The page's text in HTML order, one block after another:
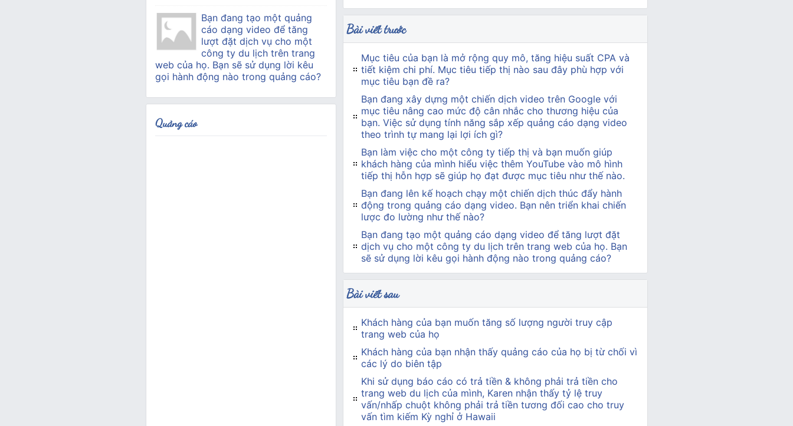
Bài viết trước
Mục tiêu của bạn là mở rộng quy mô, tăng hiệu suất CPA và
tiết kiệm chi phí. Mục tiêu tiếp thị nào sau đây phù hợp với
mục tiêu bạn đề ra?
Bạn đang xây dựng một chiến dịch video trên Google với
mục tiêu nâng cao mức độ cân nhắc cho thương hiệu của
bạn. Việc sử dụng tính năng sắp xếp quảng cáo dạng video
theo trình tự mang lại lợi ích gì?
Bạn làm việc cho một công ty tiếp thị và bạn muốn giúp
khách hàng của mình hiểu việc thêm YouTube vào mô hình
tiếp thị hỗn hợp sẽ giúp họ đạt được mục tiêu như thế nào.
Bạn đang lên kế hoạch chạy một chiến dịch thúc đẩy hành
động trong quảng cáo dạng video. Bạn nên triển khai chiến
lược đo lường như thế nào?
Bạn đang tạo một quảng cáo dạng video để tăng lượt đặt
dịch vụ cho một công ty du lịch trên trang web của họ. Bạn
sẽ sử dụng lời kêu gọi hành động nào trong quảng cáo?
Bài viết sau
Khách hàng của bạn muốn tăng số lượng người truy cập
trang web của họ
Khách hàng của bạn nhận thấy quảng cáo của họ bị từ chối vì
các lý do biên tập
Khi sử dụng báo cáo có trả tiền & không phải trả tiền cho
trang web du lịch của mình, Karen nhận thấy tỷ lệ truy
vấn/nhấp chuột không phải trả tiền tương đối cao cho truy
vấn tìm kiếm Kỳ nghỉ ở Hawaii
Bạn đang tạo một quảng
cáo dạng video để tăng
lượt đặt dịch vụ cho một
công ty du lịch trên trang
web của họ. Bạn sẽ sử dụng lời kêu
gọi hành động nào trong quảng cáo?
Quảng cáo